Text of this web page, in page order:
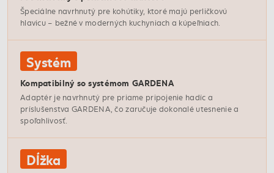
Špeciálne navrhnutý pre kohútiky, ktoré majú perličkovú
hlavicu – bežné v moderných kuchyniach a kúpeľniach.
Systém
Kompatibilný so systémom GARDENA
Adaptér je navrhnutý pre priame pripojenie hadíc a
príslušenstva GARDENA, čo zaručuje dokonalé utesnenie a
spoľahlivosť.
Dĺžka